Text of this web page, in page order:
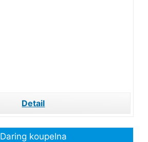
Detail
Daring koupelna